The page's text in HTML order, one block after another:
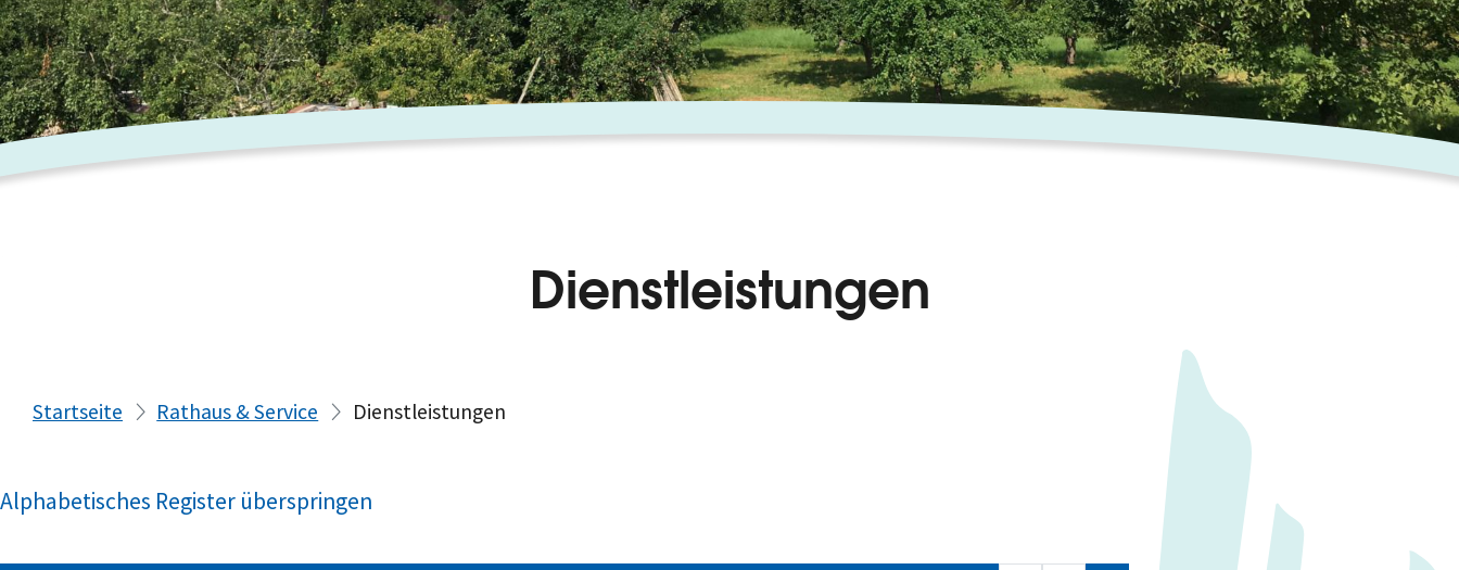
Dienstleistungen
Startseite Rathaus & Service Dienstleistungen
Alphabetisches Register überspringen